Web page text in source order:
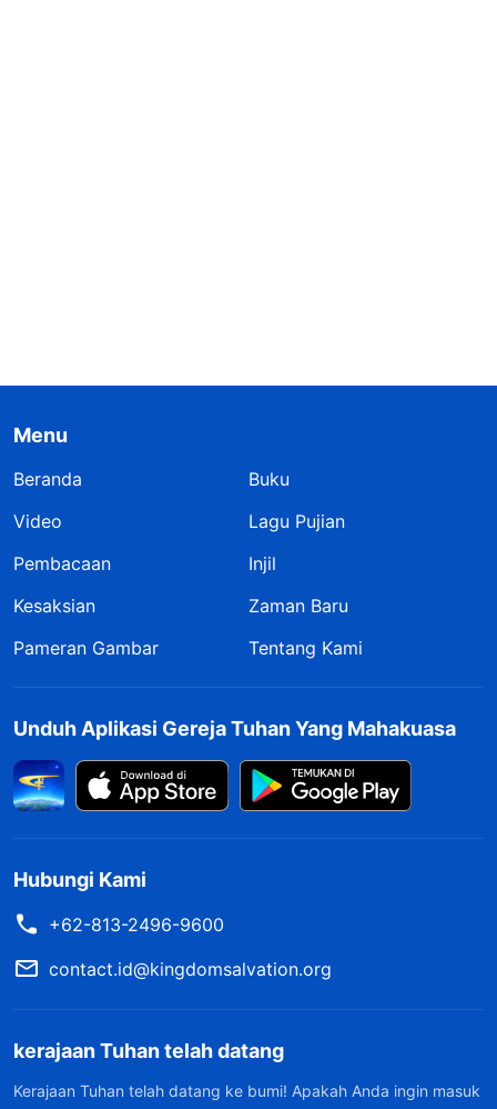
Menu
Beranda
Buku
Video
Lagu Pujian
Pembacaan
Injil
Kesaksian
Zaman Baru
Pameran Gambar
Tentang Kami
Unduh Aplikasi Gereja Tuhan Yang Mahakuasa
Hubungi Kami
+62-813-2496-9600
contact.id@kingdomsalvation.org
kerajaan Tuhan telah datang
Kerajaan Tuhan telah datang ke bumi! Apakah Anda ingin masuk